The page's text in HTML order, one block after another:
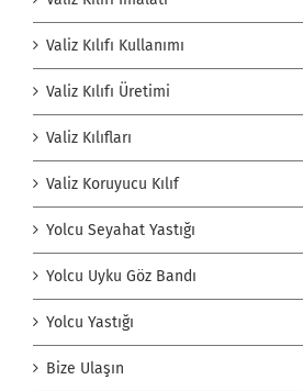
Valiz Kılıfı Kullanımı
Valiz Kılıfı Üretimi
Valiz Kılıfları
Valiz Koruyucu Kılıf
Yolcu Seyahat Yastığı
Yolcu Uyku Göz Bandı
Yolcu Yastığı
Bize Ulaşın